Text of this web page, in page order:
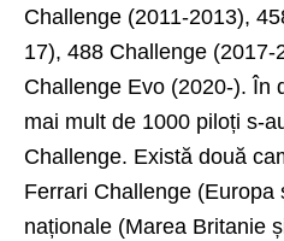
Challenge (2011-2013),
17), 488 Challenge
Challenge Evo (2020-). În
mai mult de 1000 piloți s-
Challenge. Există două
Ferrari Challenge (Europa
naționale (Marea Britanie